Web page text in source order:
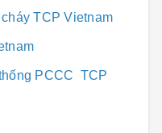
TCP Vietnam
PCCC TCP